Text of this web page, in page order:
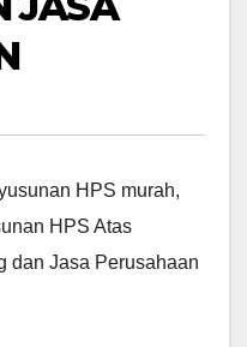
HPS murah,
HPS Atas
dan Jasa Perusahaan